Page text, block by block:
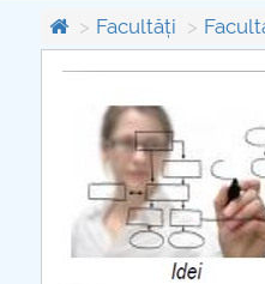
Sesiunea de
Facultăți
COMUNICAT
PRIMSTUD